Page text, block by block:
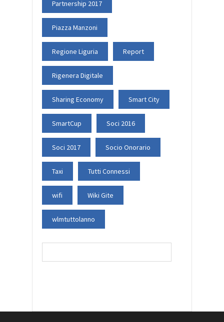
Partnership 2017
Piazza Manzoni
Regione Liguria Report
Rigenera Digitale
Sharing Economy Smart City
SmartCup Soci 2016
Soci 2017 Socio Onorario
Taxi Tutti Connessi
wifi Wiki Gite
wlmtuttolanno
Ricerca